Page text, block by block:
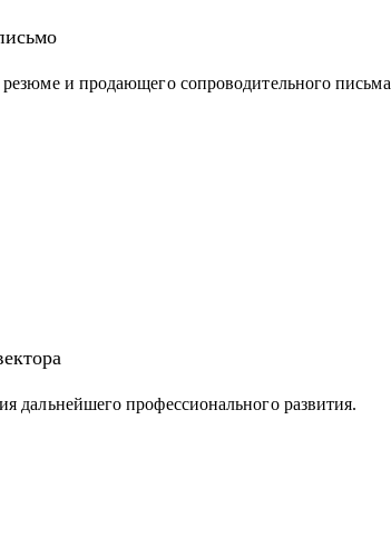
и продающего сопроводительного письма
дальнейшего профессионального развития.